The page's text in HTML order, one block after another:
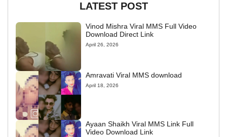
LATEST POST
Vinod Mishra Viral MMS Full Video
Download Direct Link
April 26, 2026
Amravati Viral MMS download
April 18, 2026
Ayaan Shaikh Viral MMS Link Full
Video Download Link